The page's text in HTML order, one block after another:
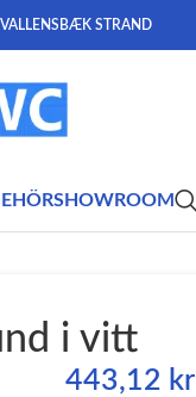
STRAND
SHOWROOM
i vitt
443,12 kr